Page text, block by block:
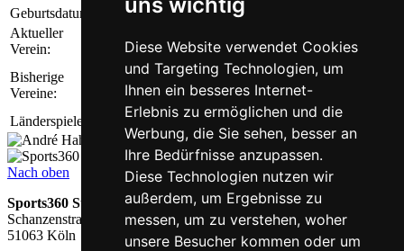
Diese Website verwendet Cookies
und Targeting Technologien, um
Ihnen ein besseres Internet-
Erlebnis zu ermöglichen und die
Werbung, die Sie sehen, besser an
Ihre Bedürfnisse anzupassen.
Diese Technologien nutzen wir
außerdem, um Ergebnisse zu
messen, um zu verstehen, woher
unsere Besucher kommen oder um
Geburtsdatum:
13.08.1990
Aktueller
Verein:
Co-Trainer U17 Eintracht Frankfurt
Bisherige
Vereine:
KSV Urberach, G.Ober-Rroden, FC Augsburg,
Hamburger SV, Borussia Mönchengladbach,
Kickers Offenbach, TuS Koblenz
Länderspiele:
Deutschland: 1
Nach oben
Sports360 Stiftung
Schanzenstraße 25
51063 Köln